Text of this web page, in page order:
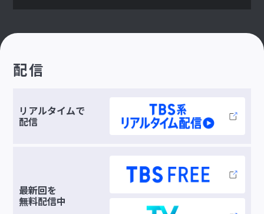
配信
リアルタイムで
配信
最新回を
無料配信中